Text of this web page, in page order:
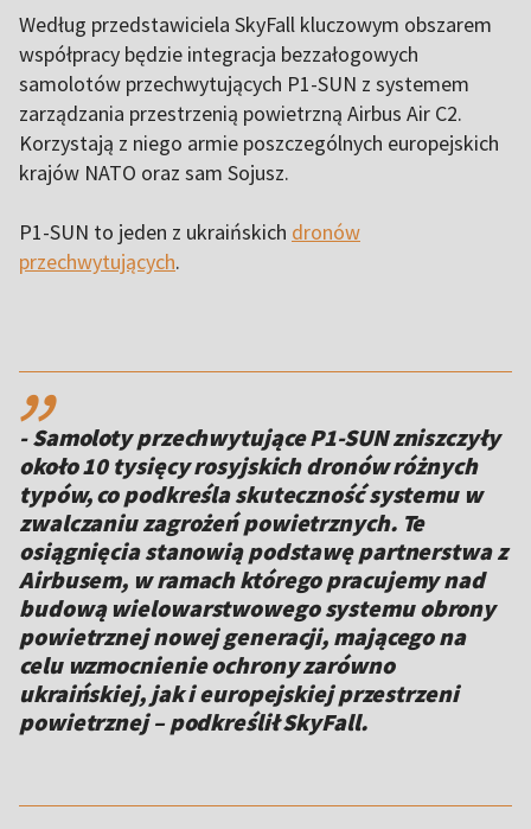
Według przedstawiciela SkyFall kluczowym obszarem
współpracy będzie integracja bezzałogowych
samolotów przechwytujących P1-SUN z systemem
zarządzania przestrzenią powietrzną Airbus Air C2.
Korzystają z niego armie poszczególnych europejskich
krajów NATO oraz sam Sojusz.
P1-SUN to jeden z ukraińskich dronów
przechwytujących.
,,
- Samoloty przechwytujące P1-SUN zniszczyły
około 10 tysięcy rosyjskich dronów różnych
typów, co podkreśla skuteczność systemu w
zwalczaniu zagrożeń powietrznych. Te
osiągnięcia stanowią podstawę partnerstwa z
Airbusem, w ramach którego pracujemy nad
budową wielowarstwowego systemu obrony
powietrznej nowej generacji, mającego na
celu wzmocnienie ochrony zarówno
ukraińskiej, jak i europejskiej przestrzeni
powietrznej – podkreślił SkyFall.